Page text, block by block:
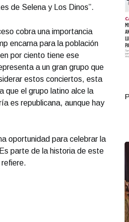
de Selena y Los Dinos”.
cobra una importancia
encarna para la población
por ciento tiene ese
a un gran grupo que
estos conciertos, esta
que el grupo latino alce la
es republicana, aunque hay
oportunidad para celebrar la
parte de la historia de este
refiere.